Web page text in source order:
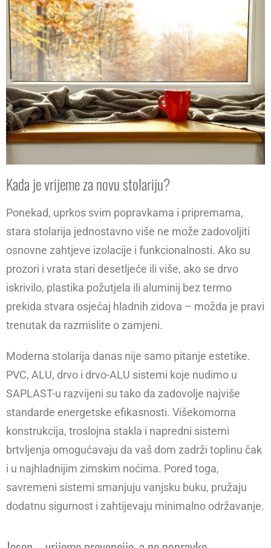
Kada je vrijeme za novu stolariju?
Ponekad, uprkos svim popravkama i pripremama,
stara stolarija jednostavno više ne može zadovoljiti
osnovne zahtjeve izolacije i funkcionalnosti. Ako su
prozori i vrata stari desetljeće ili više, ako se drvo
iskrivilo, plastika požutjela ili aluminij bez termo
prekida stvara osjećaj hladnih zidova – možda je pravi
trenutak da razmislite o zamjeni.
Moderna stolarija danas nije samo pitanje estetike.
PVC, ALU, drvo i drvo-ALU sistemi koje nudimo u
SAPLAST-u razvijeni su tako da zadovolje najviše
standarde energetske efikasnosti. Višekomorna
konstrukcija, troslojna stakla i napredni sistemi
brtvljenja omogućavaju da vaš dom zadrži toplinu čak
i u najhladnijim zimskim noćima. Pored toga,
savremeni sistemi smanjuju vanjsku buku, pružaju
dodatnu sigurnost i zahtijevaju minimalno održavanje.